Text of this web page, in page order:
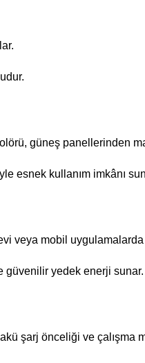
güneş panellerinden
esnek kullanım imkânı
veya mobil uygulamalarda
güvenilir yedek enerji sunar.
şarj önceliği ve çalışma